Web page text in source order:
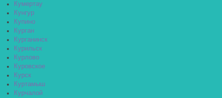
Кумертау
Кунгур
Купино
Курган
Курганинск
Курильск
Курлово
Куровское
Курск
Куртамыш
Курчалой